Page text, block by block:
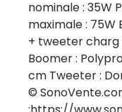
nominale : 35W
maximale : 75W
+ tweeter
Boomer :
cm Tweeter :
©